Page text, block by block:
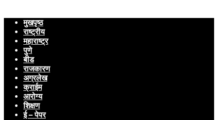
मुखपृष्ठ
राष्ट्रीय
महाराष्ट्र
पुणे
बीड
राजकारण
अग्रलेख
क्राईम
आरोग्य
शिक्षण
ई – पेपर